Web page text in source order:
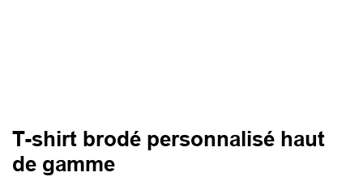
T-shirt brodé personnalisé haut
de gamme